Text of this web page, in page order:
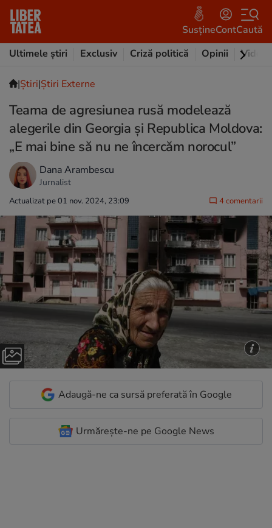
SusțineContCaută
Ultimele știri
Exclusiv Criză politică Opinii Video
|Ştiri|Știri Externe
Teama de agresiunea rusă modelează
alegerile din Georgia și Republica Moldova:
„E mai bine să nu ne încercăm norocul”
Dana Arambescu
Jurnalist
Actualizat pe 01 nov. 2024, 23:09 4 comentarii
Adaugă-ne ca sursă preferată în Google
Urmărește-ne pe Google News